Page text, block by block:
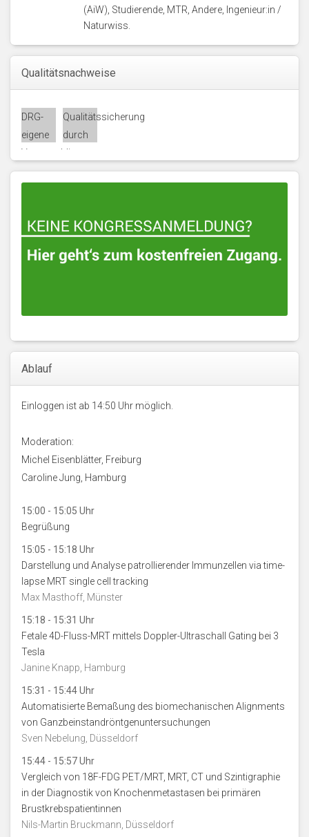
(AiW), Studierende, MTR, Andere, Ingenieur:in /
Naturwiss.
Qualitätsnachweise
DRG-
eigene
Veranstaltung
Qualitätssicherung
durch
die
Akademie
und
in der
Ablauf
Einloggen ist ab 14:50 Uhr möglich.
Moderation:
Michel Eisenblätter, Freiburg
Caroline Jung, Hamburg
15:00 - 15:05 Uhr
Begrüßung
15:05 - 15:18 Uhr
Darstellung und Analyse patrollierender Immunzellen via time-
lapse MRT single cell tracking
Max Masthoff, Münster
15:18 - 15:31 Uhr
Fetale 4D-Fluss-MRT mittels Doppler-Ultraschall Gating bei 3
Tesla
Janine Knapp, Hamburg
15:31 - 15:44 Uhr
Automatisierte Bemaßung des biomechanischen Alignments
von Ganzbeinstandröntgenuntersuchungen
Sven Nebelung, Düsseldorf
15:44 - 15:57 Uhr
Vergleich von 18F-FDG PET/MRT, MRT, CT und Szintigraphie
in der Diagnostik von Knochenmetastasen bei primären
Brustkrebspatientinnen
Nils-Martin Bruckmann, Düsseldorf